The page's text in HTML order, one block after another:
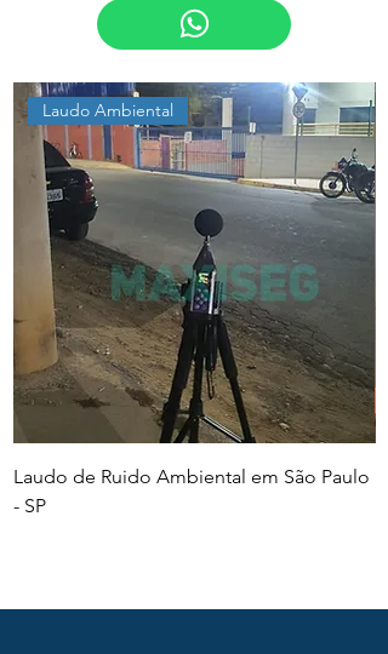
Laudo Ambiental
Laudo de Ruido Ambiental em São Paulo
- SP